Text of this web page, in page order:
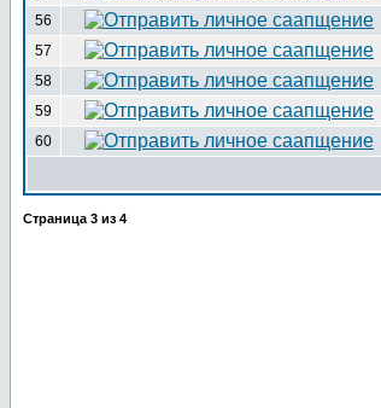
56
57
58
59
60
Страница 3 из 4